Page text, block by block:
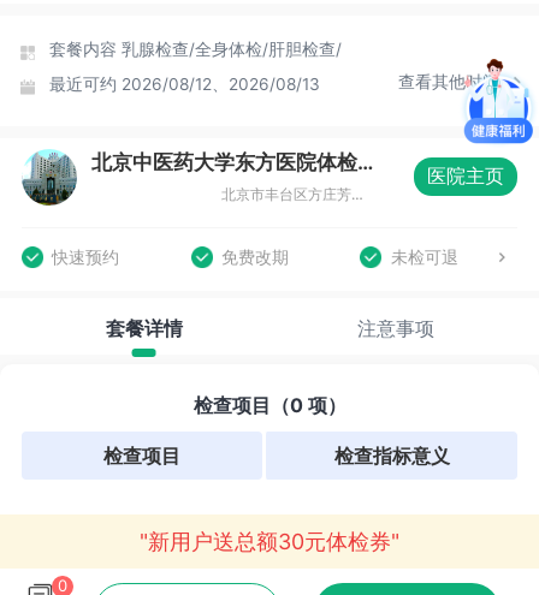
套餐内容 乳腺检查/全身体检/肝胆检查/
最近可约 2026/08/12、2026/08/13 查看其他时间
北京中医药大学东方医院体检中心
北京市丰台区方庄芳星园一区6号南楼一层体检 科
医院主页
快速预约 免费改期 未检可退
套餐详情 注意事项
检查项目（0 项）
检查项目 检查指标意义
"新用户送总额30元体检券"
0